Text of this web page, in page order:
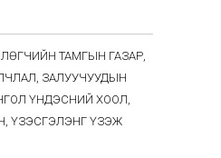
ТАМГЫН ГАЗАР,
ЗАЛУУЧУУДЫН
ҮНДЭСНИЙ ХООЛ,
ҮЗЭСГЭЛЭНГ ҮЗЭЖ